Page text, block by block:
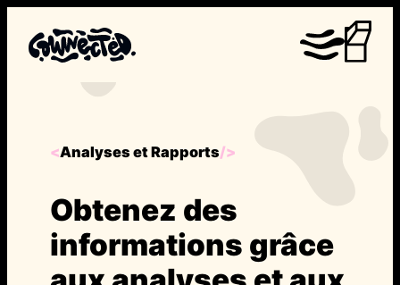
contenu
<Analyses et Rapports/>
Obtenez des
informations grâce